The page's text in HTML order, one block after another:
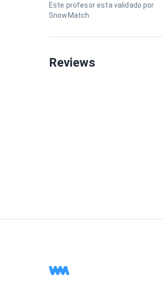
Este profesor esta validado por
SnowMatch
Reviews